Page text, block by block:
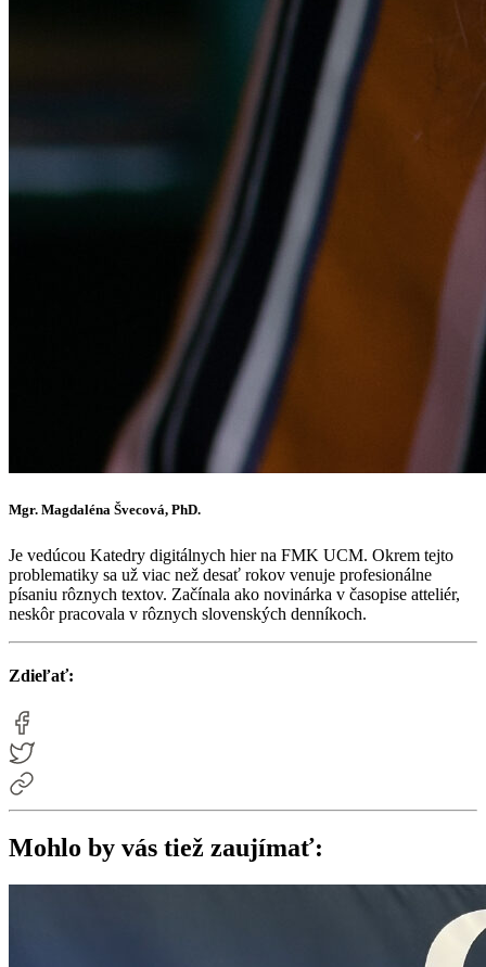
Mgr. Magdaléna Švecová, PhD.
Je vedúcou Katedry digitálnych hier na FMK UCM. Okrem tejto
problematiky sa už viac než desať rokov venuje profesionálne
písaniu rôznych textov. Začínala ako novinárka v časopise atteliér,
neskôr pracovala v rôznych slovenských denníkoch.
Zdieľať:
Mohlo by vás tiež zaujímať: